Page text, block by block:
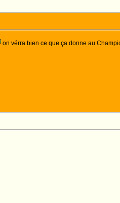
on vérra bien ce que ça donne au